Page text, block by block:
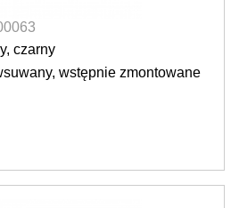
czarny
wstępnie zmontowane